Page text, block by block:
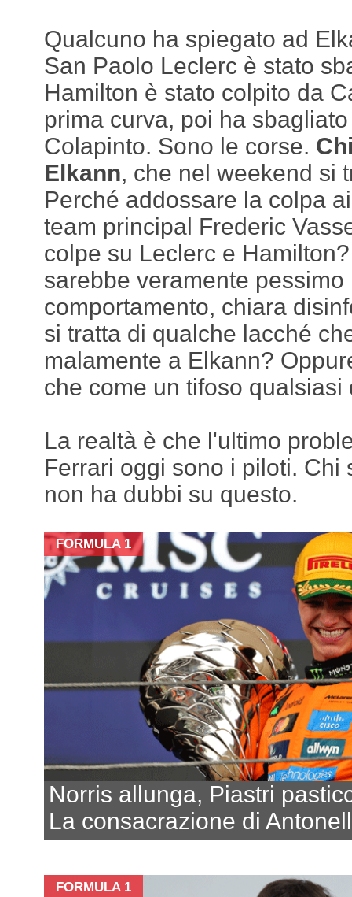
Qualcuno ha spiegato ad
San Paolo Leclerc è stato
Hamilton è stato colpito da
prima curva, poi ha
Colapinto. Sono le corse.
Elkann, che nel weekend si
Perché addossare la colpa
team principal Frederic
colpe su Leclerc e
sarebbe veramente pessimo
comportamento, chiara
si tratta di qualche lacché
malamente a Elkann?
che come un tifoso
La realtà è che l'ultimo
Ferrari oggi sono i piloti. Chi
non ha dubbi su questo.
FORMULA 1
Norris allunga, Piastri
La consacrazione di
FORMULA 1